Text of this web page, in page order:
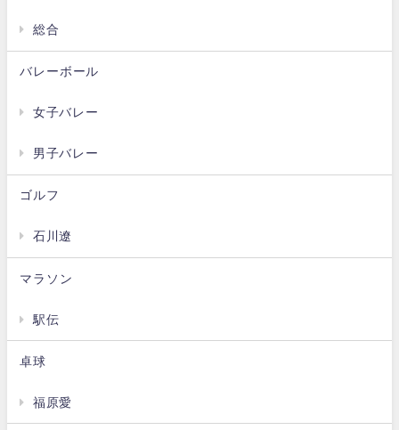
総合
バレーボール
女子バレー
男子バレー
ゴルフ
石川遼
マラソン
駅伝
卓球
福原愛